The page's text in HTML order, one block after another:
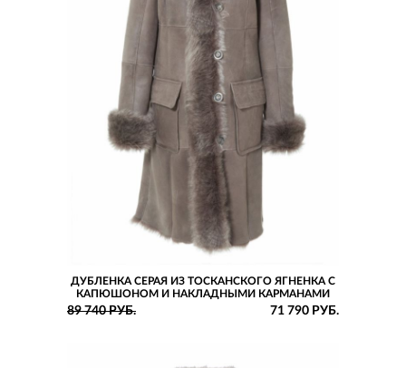
ДУБЛЕНКА СЕРАЯ ИЗ ТОСКАНСКОГО ЯГНЕНКА С
КАПЮШОНОМ И НАКЛАДНЫМИ КАРМАНАМИ
89 740 РУБ. 71 790 РУБ.